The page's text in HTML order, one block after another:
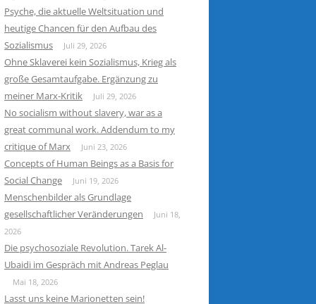
Psyche, die aktuelle Weltsituation und
heutige Chancen für den Aufbau des
Sozialismus
Juli 29, 2026
Ohne Sklaverei kein Sozialismus, Krieg als
große Gesamtaufgabe. Ergänzung zu
meiner Marx-Kritik
Juli 29, 2026
No socialism without slavery, war as a
great communal work. Addendum to my
critique of Marx
Juni 23, 2026
Concepts of Human Beings as a Basis for
Social Change
Juni 19, 2026
Menschenbilder als Grundlage
gesellschaftlicher Veränderungen
Juni 18,
2026
Die psychosoziale Revolution. Tarek Al-
Ubaidi im Gespräch mit Andreas Peglau
Mai 18, 2026
Lasst uns keine Marionetten sein!